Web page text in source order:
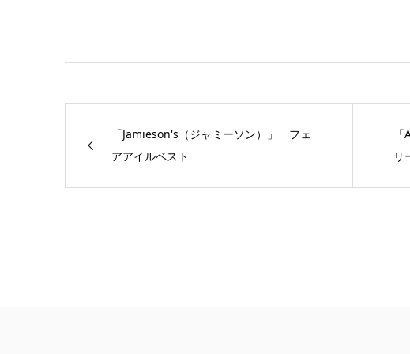
「Jamieson's（ジャミーソン）」 フェ
アアイルベスト
リ